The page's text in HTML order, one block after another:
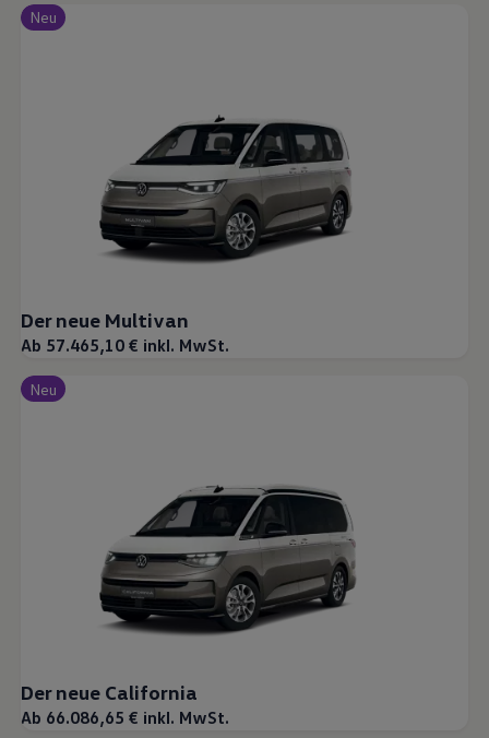
Neu
Der neue Multivan
Ab 57.465,10 € inkl. MwSt.
Neu
Der neue California
Ab 66.086,65 € inkl. MwSt.